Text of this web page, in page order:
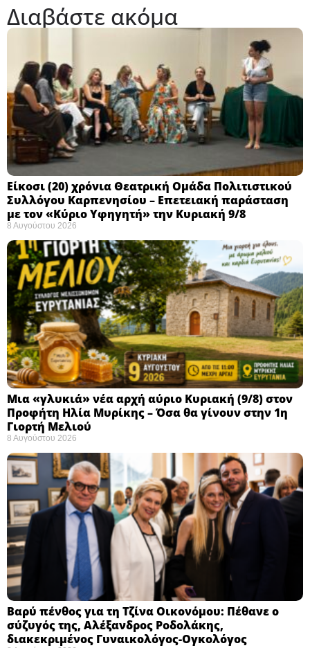
Διαβάστε ακόμα
Eίκοσι (20) χρόνια Θεατρική Ομάδα Πολιτιστικού
Συλλόγου Καρπενησίου – Επετειακή παράσταση
με τον «Κύριο Υφηγητή» την Κυριακή 9/8
8 Αυγούστου 2026
Μια «γλυκιά» νέα αρχή αύριο Κυριακή (9/8) στον
Προφήτη Ηλία Μυρίκης – Όσα θα γίνουν στην 1η
Γιορτή Μελιού
8 Αυγούστου 2026
Βαρύ πένθος για τη Τζίνα Οικονόμου: Πέθανε ο
σύζυγός της, Αλέξανδρος Ροδολάκης,
διακεκριμένος Γυναικολόγος-Ογκολόγος